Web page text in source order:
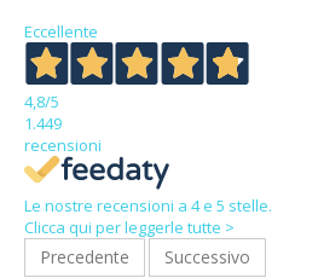
Eccellente
4,8/5
1.449
recensioni
Le nostre recensioni a 4 e 5 stelle.
Clicca qui per leggerle tutte >
Precedente Successivo